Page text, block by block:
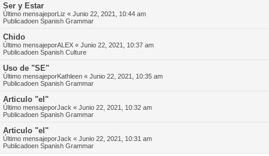
Ser y Estar
Último mensajeporLiz « Junio 22, 2021, 10:44 am
Publicadoen Spanish Grammar
Chido
Último mensajeporALEX « Junio 22, 2021, 10:37 am
Publicadoen Spanish Culture
Uso de "SE"
Último mensajeporKathleen « Junio 22, 2021, 10:35 am
Publicadoen Spanish Grammar
Articulo "el"
Último mensajeporJack « Junio 22, 2021, 10:32 am
Publicadoen Spanish Grammar
Articulo "el"
Último mensajeporJack « Junio 22, 2021, 10:31 am
Publicadoen Spanish Grammar